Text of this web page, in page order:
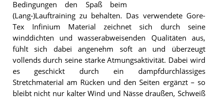
Bedingungen den Spaß beim
(Lang-)Lauftraining zu behalten. Das verwendete Gore-
Tex Infinium Material zeichnet sich durch seine
winddichten und wasserabweisenden Qualitäten aus,
fühlt sich dabei angenehm soft an und überzeugt
vollends durch seine starke Atmungsaktivität. Dabei wird
es geschickt durch ein dampfdurchlässiges
Stretchmaterial am Rücken und den Seiten ergänzt – so
bleibt nicht nur kalter Wind und Nässe draußen, Schweiß